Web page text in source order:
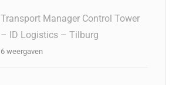
Transport Manager Control Tower
– ID Logistics – Tilburg
6 weergaven